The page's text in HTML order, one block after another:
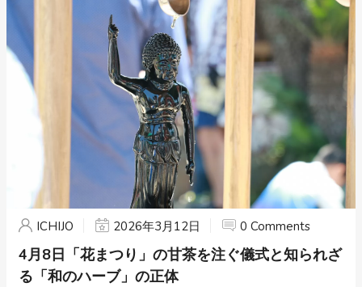
ICHIJO 2026年3月12日 0 Comments
4月8日「花まつり」の甘茶を注ぐ儀式と知られざ
る「和のハーブ」の正体